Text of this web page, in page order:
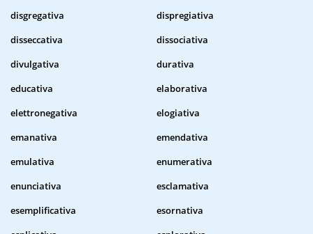
disgregativa
dispregiativa
disseccativa
dissociativa
divulgativa
durativa
educativa
elaborativa
elettronegativa
elogiativa
emanativa
emendativa
emulativa
enumerativa
enunciativa
esclamativa
esemplificativa
esornativa